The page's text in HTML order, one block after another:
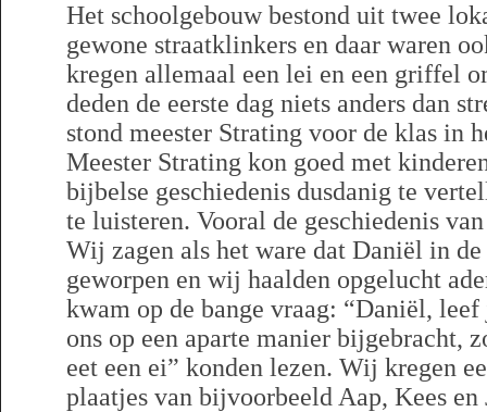
Het schoolgebouw bestond uit twee
gewone straatklinkers en daar waren
kregen allemaal een lei en een griffel
deden de eerste dag niets anders dan
stond meester Strating voor de klas in
Meester Strating kon goed met
bijbelse geschiedenis dusdanig te
te luisteren. Vooral de geschiedenis
Wij zagen als het ware dat Daniël in
geworpen en wij haalden opgelucht
kwam op de bange vraag: “Daniël,
ons op een aparte manier bijgebracht,
eet een ei” konden lezen. Wij kregen
plaatjes van bijvoorbeeld Aap, Kees en